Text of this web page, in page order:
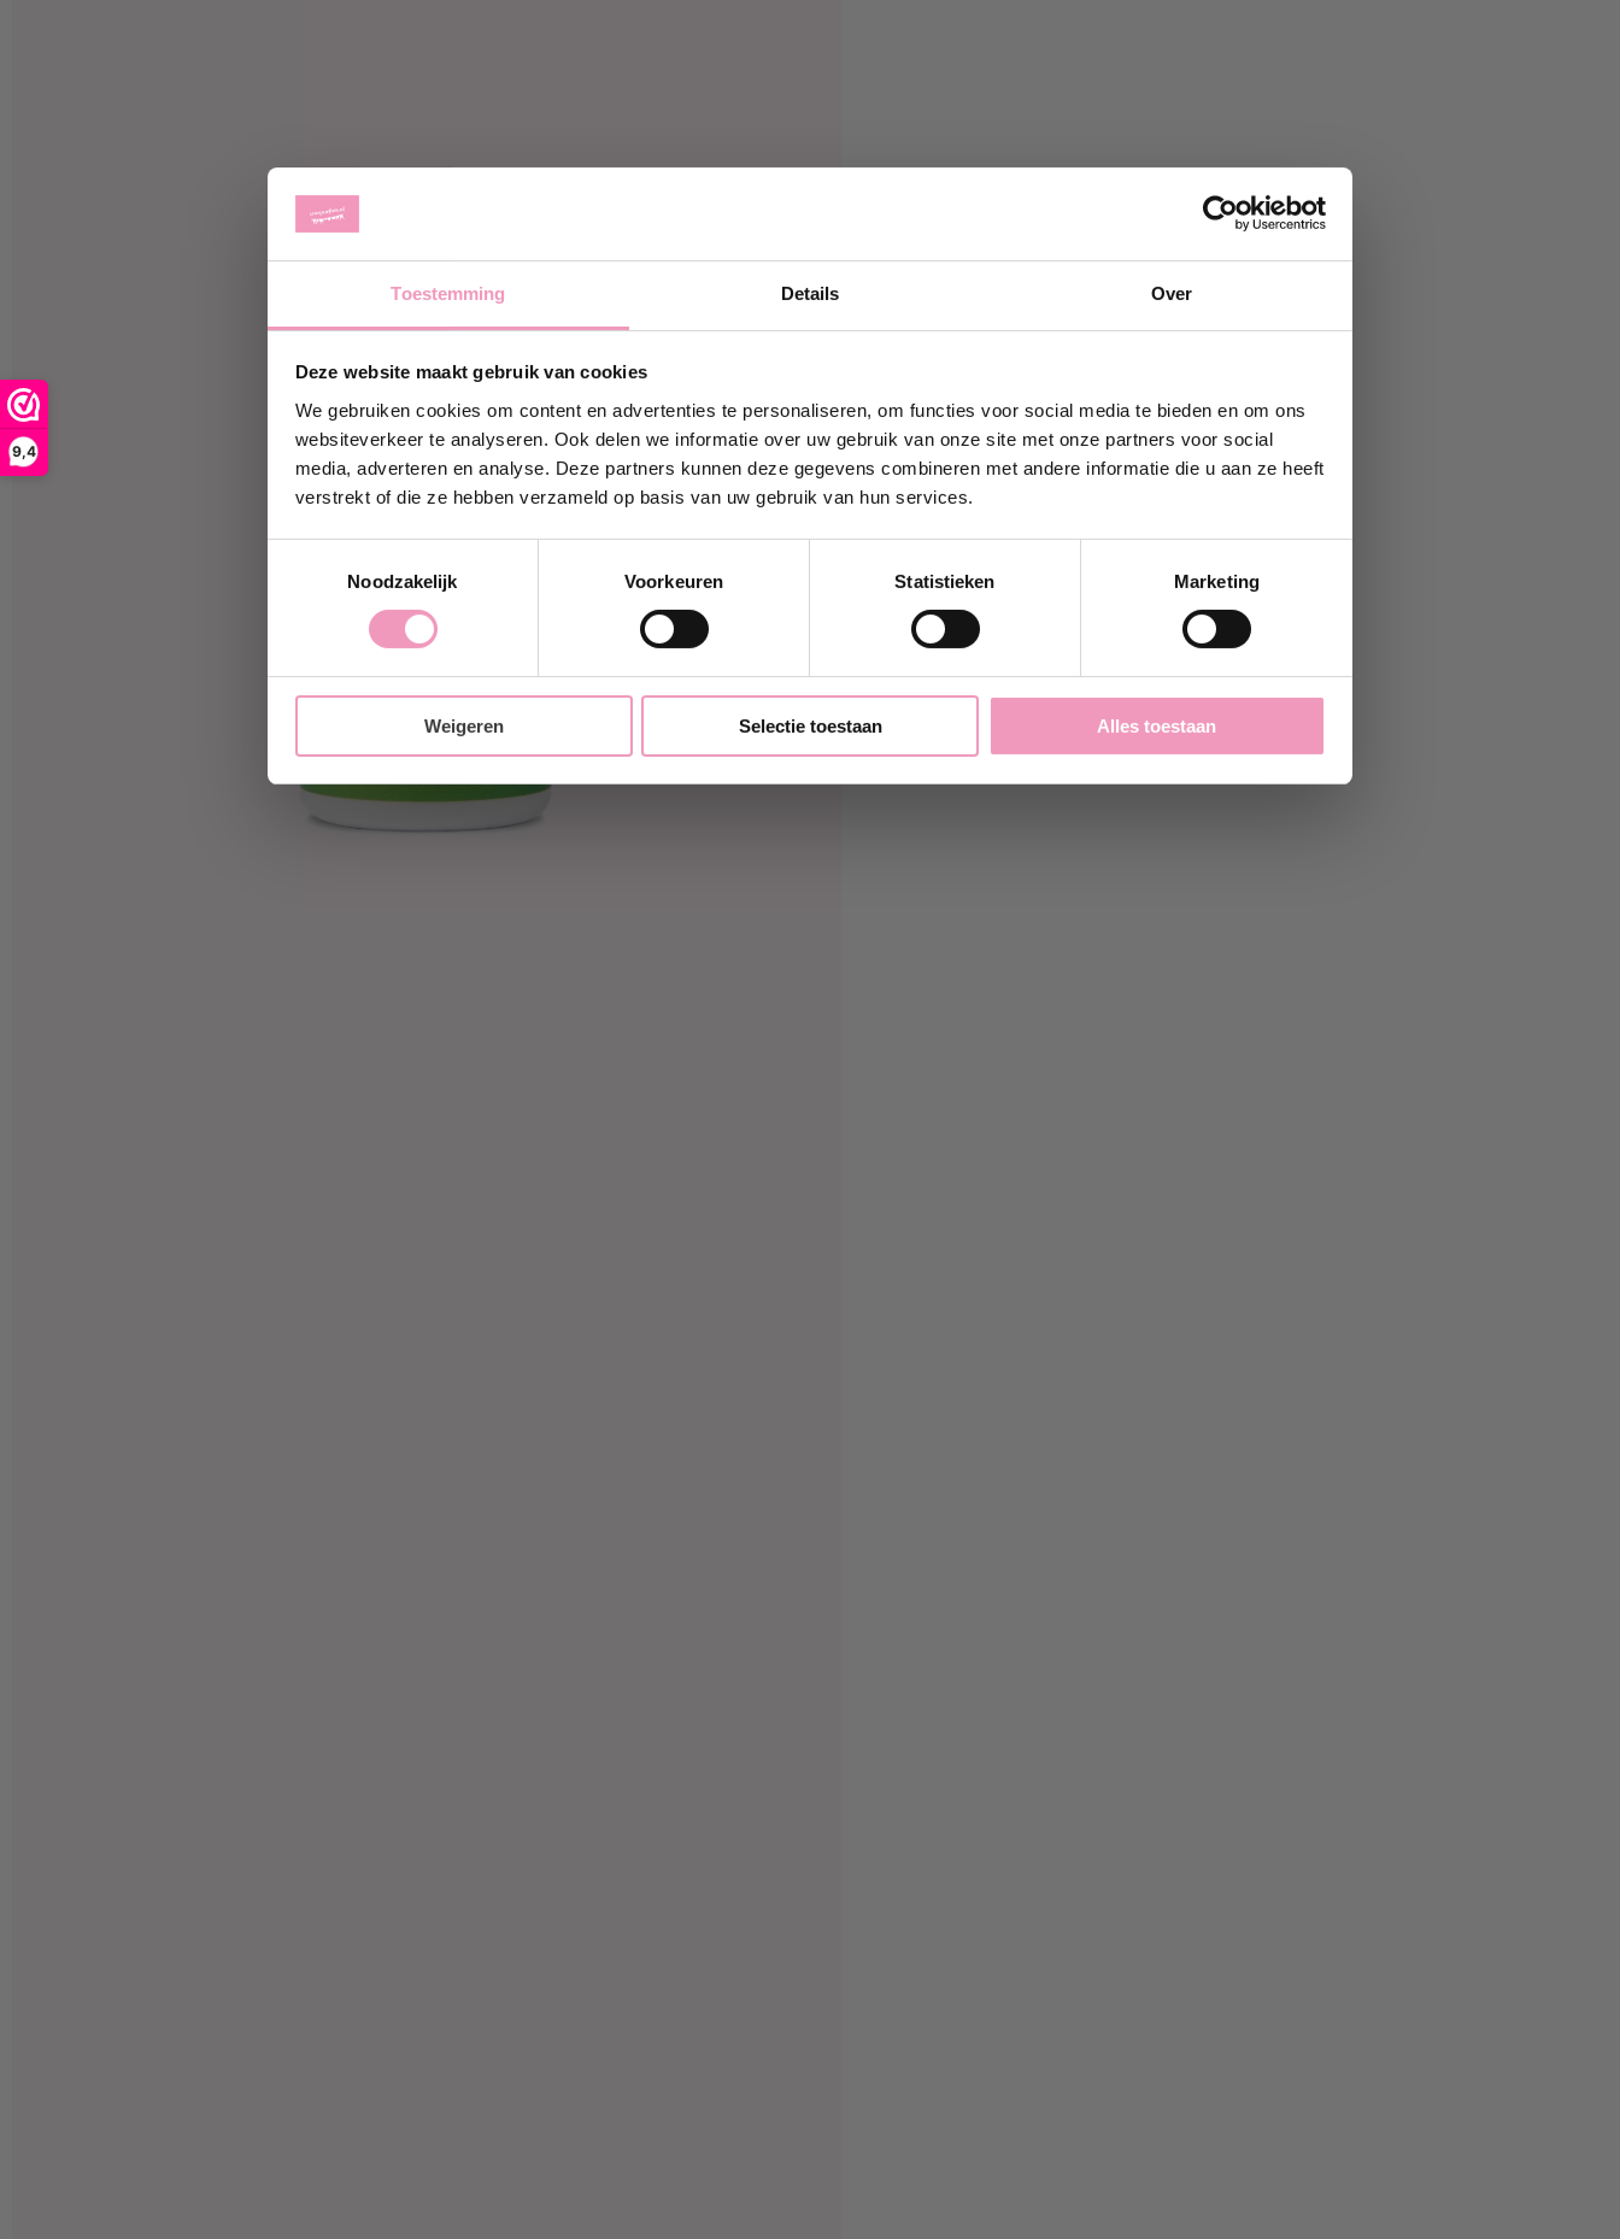
Toestemming Details Over
Deze website maakt gebruik van cookies
We gebruiken cookies om content en advertenties te personaliseren, om functies voor social media te bieden en om ons
websiteverkeer te analyseren. Ook delen we informatie over uw gebruik van onze site met onze partners voor social
media, adverteren en analyse. Deze partners kunnen deze gegevens combineren met andere informatie die u aan ze heeft
verstrekt of die ze hebben verzameld op basis van uw gebruik van hun services.
Noodzakelijk
Voorkeuren Statistieken Marketing
Weigeren Selectie toestaan Alles toestaan
9,4
Ontvang 10% korting!
Schrijf je in en ontvang direct
kortingop jouw eerste bestelling bij
Wasparfum.
jouw@e-mailadres.com
Ja, ik wil 10% korting!
Nee, bedankt